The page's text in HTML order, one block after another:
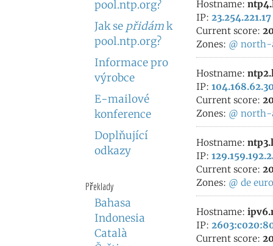
pool.ntp.org?
Jak se přidámk
pool.ntp.org?
Informace pro
výrobce
E-mailové
konference
Doplňující
odkazy
Překlady
Bahasa
Indonesia
Català
Hostname:
IP: 23.254.221.17
Current score:
Zones: @ north-
Hostname:
IP:
Current score:
Zones: @ north-
Hostname:
IP:
Current score:
Zones: @ de
Hostname:
IP:
Current score: